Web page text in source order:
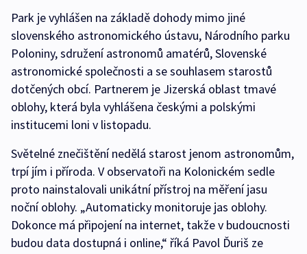
Park je vyhlášen na základě dohody mimo jiné
slovenského astronomického ústavu, Národního parku
Poloniny, sdružení astronomů amatérů, Slovenské
astronomické společnosti a se souhlasem starostů
dotčených obcí. Partnerem je Jizerská oblast tmavé
oblohy, která byla vyhlášena českými a polskými
institucemi loni v listopadu.
Světelné znečištění nedělá starost jenom astronomům,
trpí jím i příroda. V observatoři na Kolonickém sedle
proto nainstalovali unikátní přístroj na měření jasu
noční oblohy. „Automaticky monitoruje jas oblohy.
Dokonce má připojení na internet, takže v budoucnosti
budou data dostupná i online,“ říká Pavol Ďuriš ze